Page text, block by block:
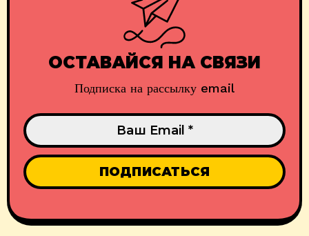
ОСТАВАЙСЯ НА СВЯЗИ
Подписка на рассылку email